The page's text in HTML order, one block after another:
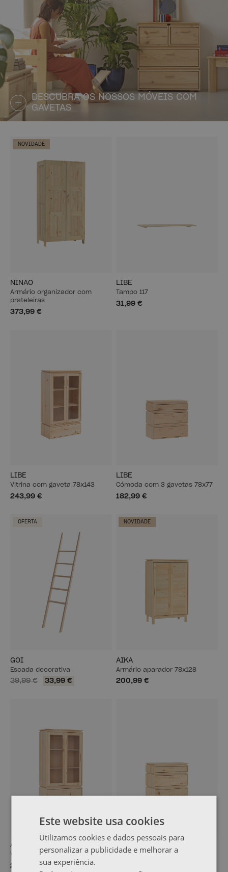
DESCUBRA OS NOSSOS MÓVEIS COM
GAVETAS
NOVIDADE
NINAO
Armário organizador com
prateleiras
373,99 €
LIBE
Tampo 117
31,99 €
LIBE
Vitrina com gaveta 78x143
243,99 €
LIBE
Cómoda com 3 gavetas 78x77
182,99 €
OFERTA
GOI
Escada decorativa
39,99 € 33,99 €
NOVIDADE
AIKA
Armário aparador 78x128
200,99 €
AIKA
Vitrina com gaveta 78x156
256,99 €
Cómoda com 3 gavetas 78x90
Este website usa cookies
Utilizamos cookies e dados pessoais para
personalizar a publicidade e melhorar a
sua experiência.